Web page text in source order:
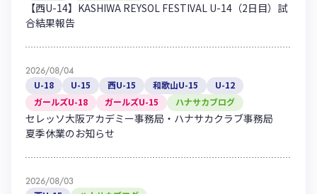
【西U-14】KASHIWA REYSOL FESTIVAL U-14（2日目）試
合結果報告
2026/08/04
U-18 U-15 西U-15 和歌山U-15
U-12
ガールズU-18
ガールズU-15 ハナサカブログ
セレッソ大阪アカデミー事務局・ハナサカクラブ事務局
夏季休業のお知らせ
2026/08/03